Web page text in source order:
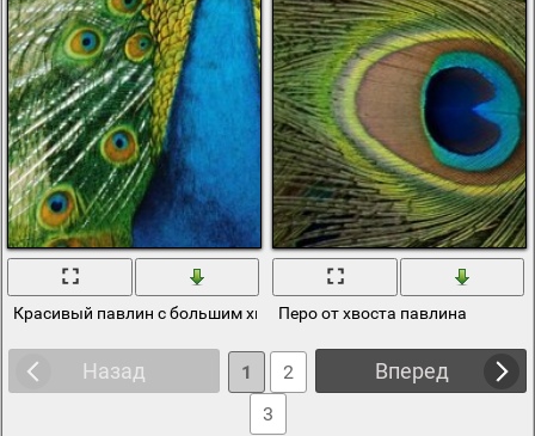
Красивый павлин с большим хвостомПеро от хвоста павлина
Назад Вперед
1
2
3